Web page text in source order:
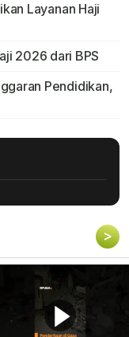
Layanan Haji
2026 dari BPS
Pendidikan,
>